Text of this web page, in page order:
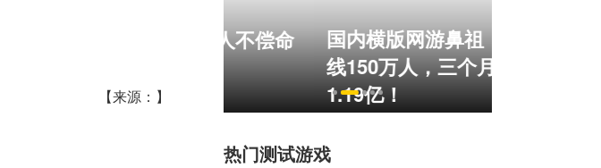
【来源：】
国内横版网游鼻祖，巅峰在
线150万人，三个月赚了
1.19亿！
热门测试游戏